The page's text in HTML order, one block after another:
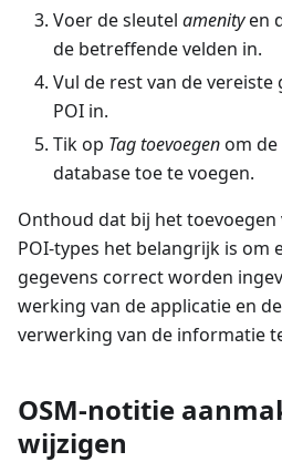
Voer de sleutel amenityen
de betreffende velden in.
Vul de rest van de vereiste
POI in.
Tik op Tag toevoegenom de
database toe te voegen.
Onthoud dat bij het
POI-types het belangrijk is om
gegevens correct worden
werking van de applicatie en
verwerking van de informatie
OSM-notitie
wijzigen